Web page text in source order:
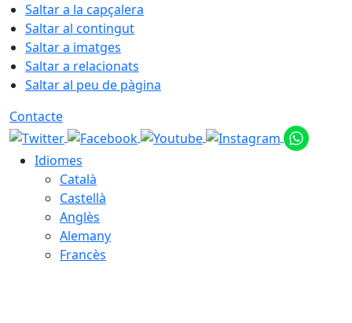
Saltar a la capçalera
Saltar al contingut
Saltar a imatges
Saltar a relacionats
Saltar al peu de pàgina
Contacte
Idiomes
Català
Castellà
Anglès
Alemany
Francès